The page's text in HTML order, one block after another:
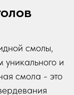
смолы,
и
смола - это